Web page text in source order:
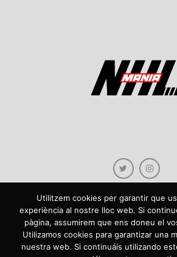
Copyright © 2021 NHLmania.com. Tots els drets
reservados. NHLmania és una web dedicada a la
NHL, tant en català com en castellà. L'escut de
Utilitzem cookies per garantir que
experiència al nostre lloc web. Si
pàgina, assumirem que ens doneu el
Utilizamos cookies para garantizar una
nuestra web. Si continuáis utilizando